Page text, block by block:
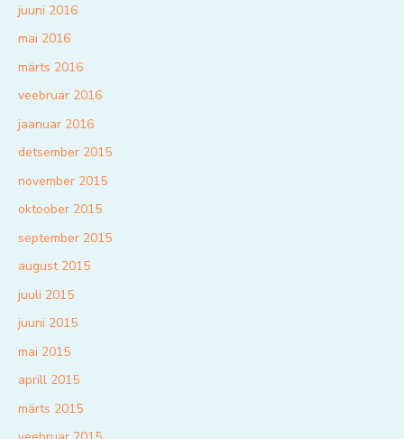
juuni 2016
mai 2016
märts 2016
veebruar 2016
jaanuar 2016
detsember 2015
november 2015
oktoober 2015
september 2015
august 2015
juuli 2015
juuni 2015
mai 2015
aprill 2015
märts 2015